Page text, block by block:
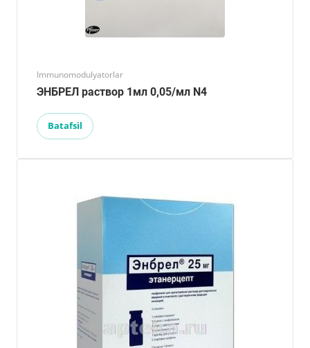
Immunomodulyatorlar
ЭНБРЕЛ раствор 1мл 0,05/мл N4
Batafsil